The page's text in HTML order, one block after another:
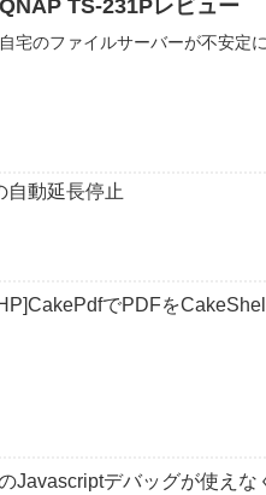
QNAP TS-231Pレビュー
自宅のファイルサーバーが不安定
自動延長停止
でPDFを
Javascriptデバッグが使えな